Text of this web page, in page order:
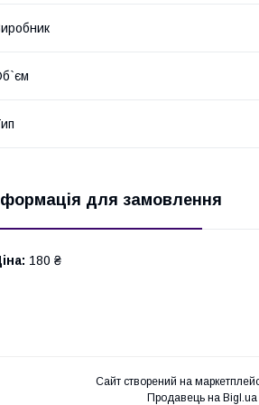
для замовлення
180 ₴
Сайт створений на
Продавець на Bigl.ua